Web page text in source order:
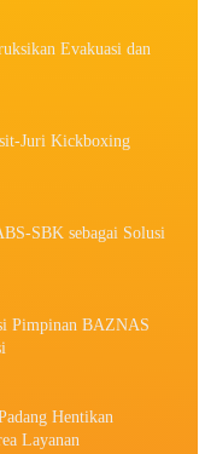
Evakuasi dan
Juri Kickboxing
SBK sebagai Solusi
Pimpinan BAZNAS
Hentikan
Layanan